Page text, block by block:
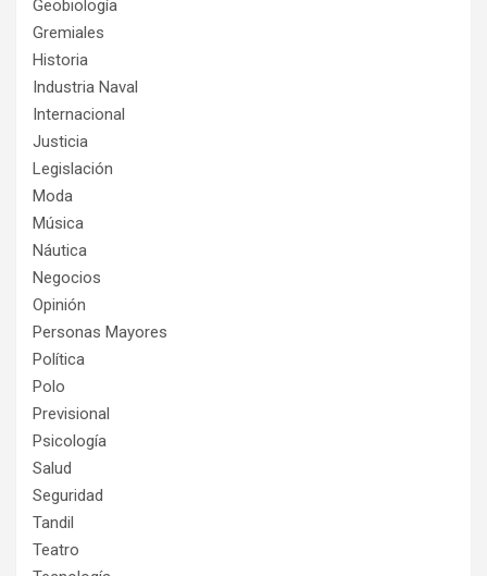
Geobiología
Gremiales
Historia
Industria Naval
Internacional
Justicia
Legislación
Moda
Música
Náutica
Negocios
Opinión
Personas Mayores
Política
Polo
Previsional
Psicología
Salud
Seguridad
Tandil
Teatro